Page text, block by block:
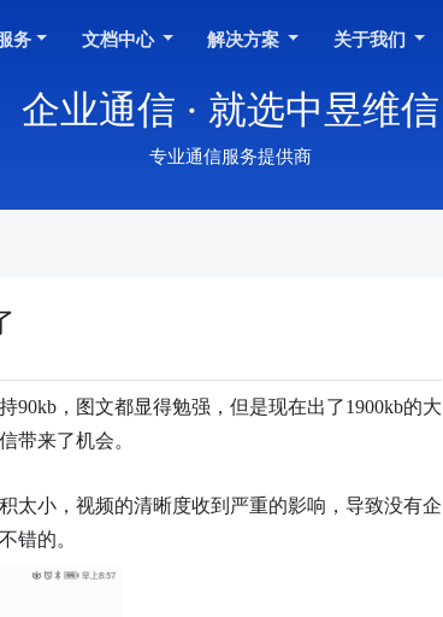
务 文档中心 解决方案 关于我们
企业通信 · 就选中昱维信
专业通信服务提供商
90kb，图文都显得勉强，但是现在出了1900kb的大
带来了机会。
太小，视频的清晰度收到严重的影响，导致没有企
错的。